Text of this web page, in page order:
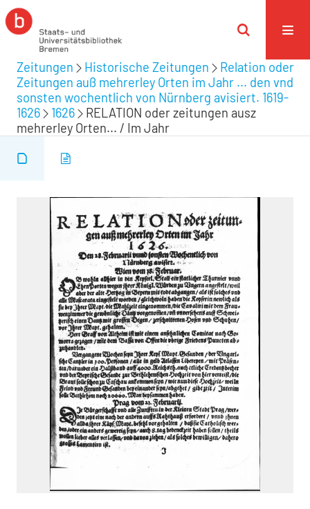
Zeitungen Historische Zeitungen
Relation oder
Zeitungen auß mehrerley Orten im Jahr ... den vnd
sonsten wochentlich von Nürnberg avisiert. 1619-
1626
1626
RELATION oder zeitungen ausz
mehrerley Orten... / Im Jahr